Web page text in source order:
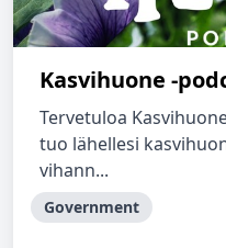
Kasvihuone -
Tervetuloa
tuo lähellesi
vihann...
Government